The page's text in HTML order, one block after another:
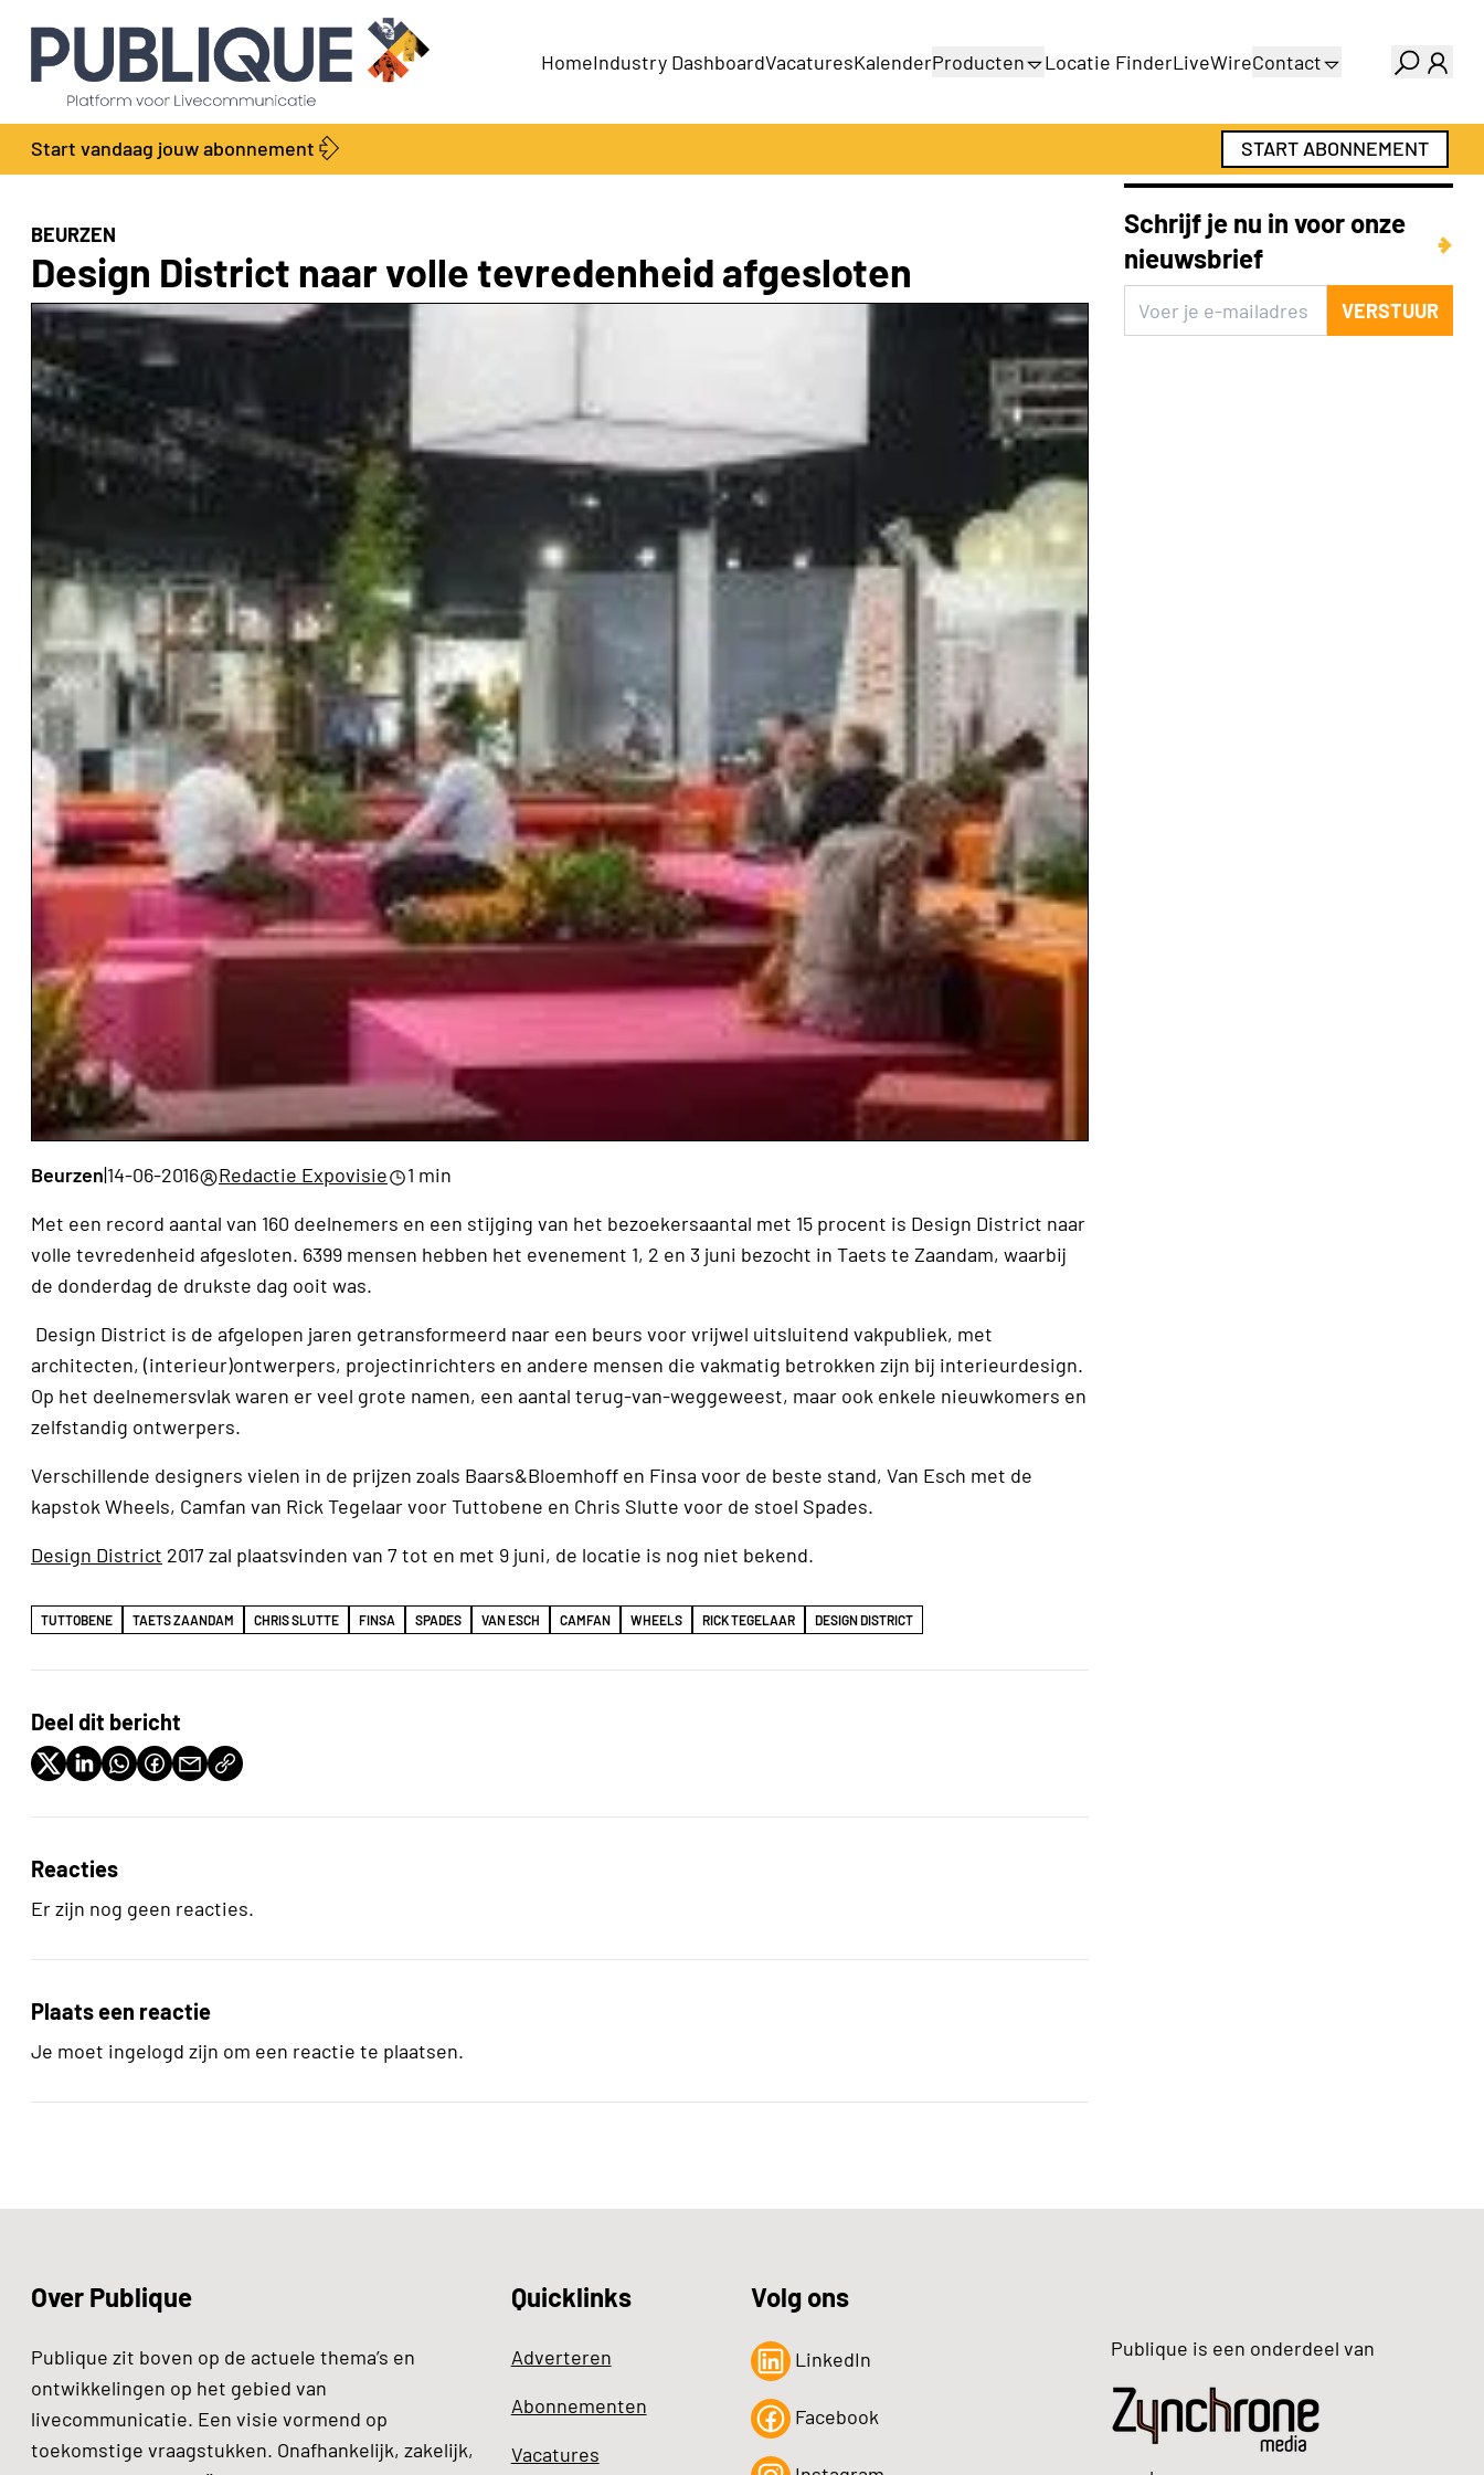
HomeIndustry DashboardVacaturesKalenderProducten
Productengids
Locatie FinderLiveWireContact
Adverteren
Abonnementen
Start vandaag jouw abonnement START ABONNEMENT
BEURZEN
Design District naar volle tevredenheid afgesloten
Beurzen|14-06-2016 Redactie Expovisie
1 min
Met een record aantal van 160 deelnemers en een stijging van het bezoekersaantal met 15 procent is Design District naar
volle tevredenheid afgesloten. 6399 mensen hebben het evenement 1, 2 en 3 juni bezocht in Taets te Zaandam, waarbij
de donderdag de drukste dag ooit was.
Design District is de afgelopen jaren getransformeerd naar een beurs voor vrijwel uitsluitend vakpubliek, met
architecten, (interieur)ontwerpers, projectinrichters en andere mensen die vakmatig betrokken zijn bij interieurdesign.
Op het deelnemersvlak waren er veel grote namen, een aantal terug-van-weggeweest, maar ook enkele nieuwkomers en
zelfstandig ontwerpers.
Verschillende designers vielen in de prijzen zoals Baars&Bloemhoff en Finsa voor de beste stand, Van Esch met de
kapstok Wheels, Camfan van Rick Tegelaar voor Tuttobene en Chris Slutte voor de stoel Spades.
Design District 2017 zal plaatsvinden van 7 tot en met 9 juni, de locatie is nog niet bekend.
TUTTOBENE TAETS ZAANDAM CHRIS SLUTTE FINSA SPADES VAN ESCH CAMFAN WHEELS RICK TEGELAAR DESIGN DISTRICT
Deel dit bericht
Reacties
Er zijn nog geen reacties.
Plaats een reactie
Je moet ingelogd zijn om een reactie te plaatsen.
Schrijf je nu in voor onze
nieuwsbrief
VERSTUUR
Over Publique
Publique zit boven op de actuele thema’s en
ontwikkelingen op het gebied van
livecommunicatie. Een visie vormend op
toekomstige vraagstukken. Onafhankelijk, zakelijk,
Quicklinks
Adverteren
Abonnementen
Vacatures
Volg ons
LinkedIn
Facebook
Publique is een onderdeel van